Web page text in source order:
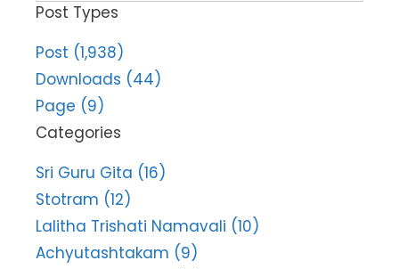
Post Types
Post (1,938)
Downloads (44)
Page (9)
Categories
Sri Guru Gita (16)
Stotram (12)
Lalitha Trishati Namavali (10)
Achyutashtakam (9)